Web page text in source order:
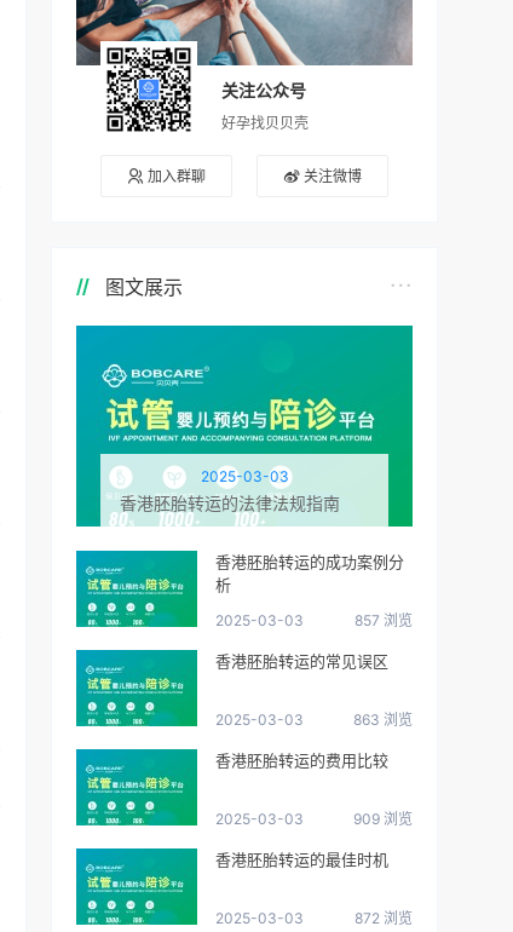
关注公众号
好孕找贝贝壳
加入群聊 关注微博
图文展示
2025-03-03
香港胚胎转运的法律法规指南
香港胚胎转运的成功案例分
析
2025-03-03 857 浏览
香港胚胎转运的常见误区
2025-03-03 863 浏览
香港胚胎转运的费用比较
2025-03-03 909 浏览
香港胚胎转运的最佳时机
2025-03-03 872 浏览